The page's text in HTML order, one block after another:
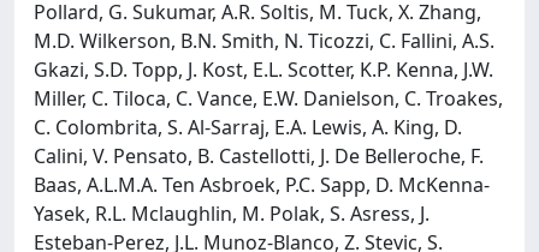
Pollard, G. Sukumar, A.R. Soltis, M. Tuck, X. Zhang,
M.D. Wilkerson, B.N. Smith, N. Ticozzi, C. Fallini, A.S.
Gkazi, S.D. Topp, J. Kost, E.L. Scotter, K.P. Kenna, J.W.
Miller, C. Tiloca, C. Vance, E.W. Danielson, C. Troakes,
C. Colombrita, S. Al-Sarraj, E.A. Lewis, A. King, D.
Calini, V. Pensato, B. Castellotti, J. De Belleroche, F.
Baas, A.L.M.A. Ten Asbroek, P.C. Sapp, D. McKenna-
Yasek, R.L. Mclaughlin, M. Polak, S. Asress, J.
Esteban-Perez, J.L. Munoz-Blanco, Z. Stevic, S.